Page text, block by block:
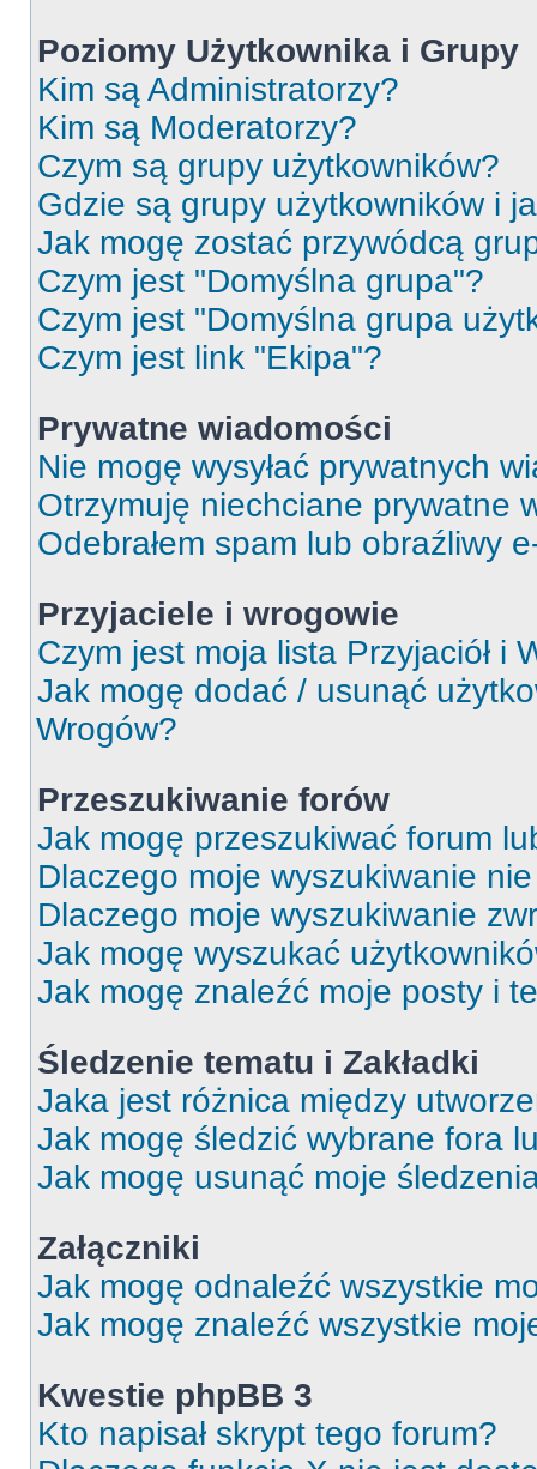
Poziomy Użytkownika i Grupy
Kim są Administratorzy?
Kim są Moderatorzy?
Czym są grupy użytkowników?
Gdzie są grupy użytkowników i
Jak mogę zostać przywódcą
Czym jest "Domyślna grupa"?
Czym jest "Domyślna grupa
Czym jest link "Ekipa"?
Prywatne wiadomości
Nie mogę wysyłać prywatnych
Otrzymuję niechciane prywatne
Odebrałem spam lub obraźliwy
Przyjaciele i wrogowie
Czym jest moja lista Przyjaciół i
Jak mogę dodać / usunąć
Wrogów?
Przeszukiwanie forów
Jak mogę przeszukiwać forum
Dlaczego moje wyszukiwanie
Dlaczego moje wyszukiwanie
Jak mogę wyszukać
Jak mogę znaleźć moje posty i
Śledzenie tematu i Zakładki
Jaka jest różnica między
Jak mogę śledzić wybrane fora
Jak mogę usunąć moje
Załączniki
Jak mogę odnaleźć wszystkie
Jak mogę znaleźć wszystkie
Kwestie phpBB 3
Kto napisał skrypt tego forum?